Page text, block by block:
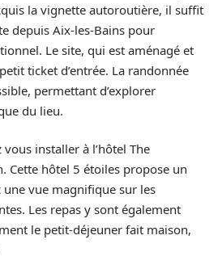
la vignette autoroutière, il suffit
depuis Aix-les-Bains pour
Le site, qui est aménagé et
ticket d’entrée. La randonnée
permettant d’explorer
du lieu.
installer à l’hôtel The
Cette hôtel 5 étoiles propose un
une vue magnifique sur les
Les repas y sont également
le petit-déjeuner fait maison,